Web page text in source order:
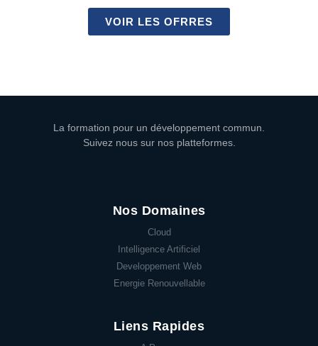
VOIR LES OFRRES
La formation pour un développement commun.
Suivez nous sur nos platteformes.
Nos Domaines
Cloud
Intelligence Artificiel
Developpement Web
Energie Renouvellable
Liens Rapides